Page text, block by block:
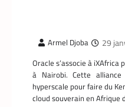
Armel Djoba 29
Oracle s’associe à
à Nairobi. Cette
hyperscale pour faire du
cloud souverain en Afrique